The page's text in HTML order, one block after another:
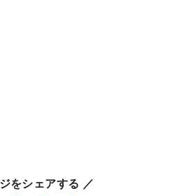
をシェアする ／